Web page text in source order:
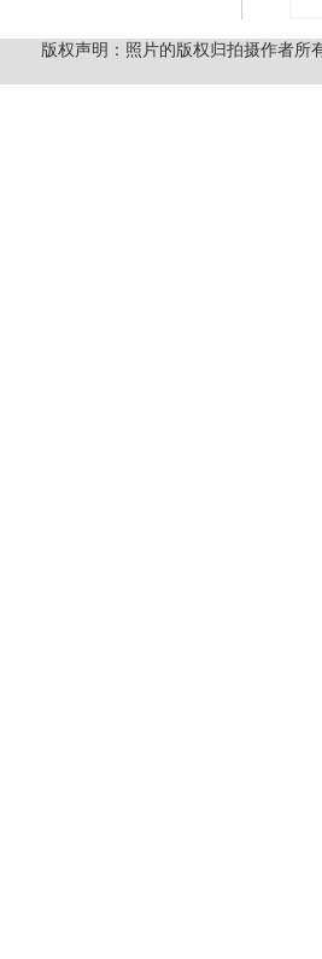
版权声明：照片的版权归拍摄作者